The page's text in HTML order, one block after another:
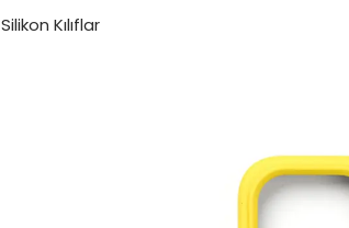
Silikon Kılıflar